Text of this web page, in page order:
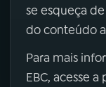
se esqueça
do conteúdo
Para mais
EBC, acesse